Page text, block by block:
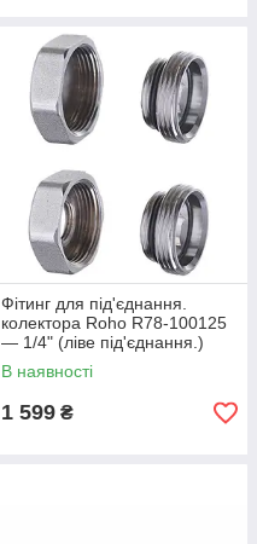
Фітинг для під'єднання.
колектора Roho R78-100125
— 1/4" (ліве під'єднання.)
(для R70-100075) (RO0151)
В наявності
1 599 ₴